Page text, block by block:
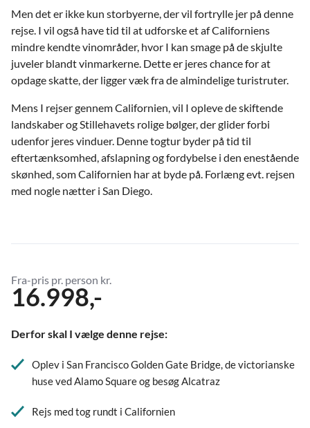
Men det er ikke kun storbyerne, der vil fortrylle jer på denne
rejse. I vil også have tid til at udforske et af Californiens
mindre kendte vinområder, hvor I kan smage på de skjulte
juveler blandt vinmarkerne. Dette er jeres chance for at
opdage skatte, der ligger væk fra de almindelige turistruter.
Mens I rejser gennem Californien, vil I opleve de skiftende
landskaber og Stillehavets rolige bølger, der glider forbi
udenfor jeres vinduer. Denne togtur byder på tid til
eftertænksomhed, afslapning og fordybelse i den enestående
skønhed, som Californien har at byde på. Forlæng evt. rejsen
med nogle nætter i San Diego.
Fra-pris pr. person kr.
16.998,-
Derfor skal I vælge denne rejse:
Oplev i San Francisco Golden Gate Bridge, de victorianske
huse ved Alamo Square og besøg Alcatraz
Rejs med tog rundt i Californien